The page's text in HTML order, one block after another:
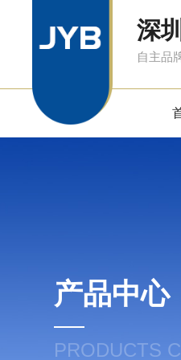
深
自主品
产品中心
PRODUCTS